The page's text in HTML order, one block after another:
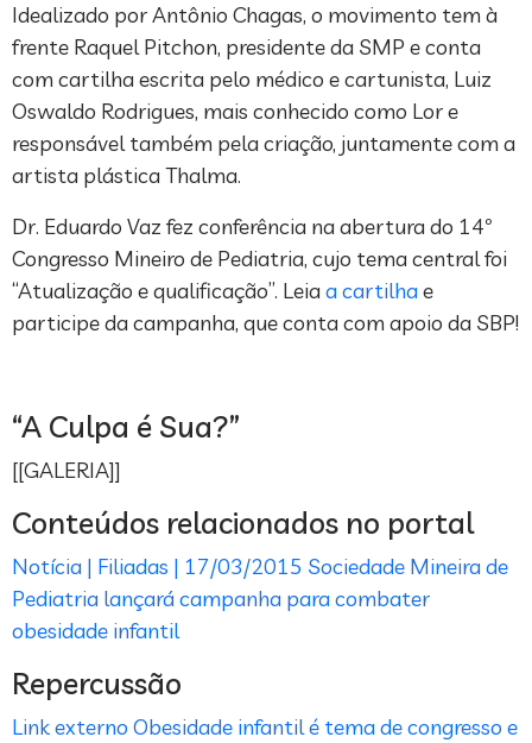
Idealizado por Antônio Chagas, o movimento tem à
frente Raquel Pitchon, presidente da SMP e conta
com cartilha escrita pelo médico e cartunista, Luiz
Oswaldo Rodrigues, mais conhecido como Lor e
responsável também pela criação, juntamente com a
artista plástica Thalma.
Dr. Eduardo Vaz fez conferência na abertura do 14º
Congresso Mineiro de Pediatria, cujo tema central foi
“Atualização e qualificação”. Leia a cartilha e
participe da campanha, que conta com apoio da SBP!
“A Culpa é Sua?”
[[GALERIA]]
Conteúdos relacionados no portal
Notícia | Filiadas | 17/03/2015 Sociedade Mineira de
Pediatria lançará campanha para combater
obesidade infantil
Repercussão
Link externo Obesidade infantil é tema de congresso e